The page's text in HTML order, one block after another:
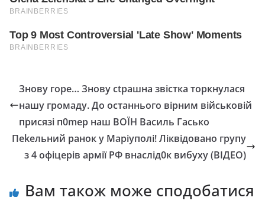
Знову горе… Знову сtрашна звістка торкнулася
нашу громаду. До останнього вірним військовій
присязі п0mер наш ВОЇН Василь Гасько
Пеkельний ранок у Маріуполі! Ліквідовано групу
з 4 офіцерів армії РФ внаслід0к вибуху (ВІДЕО)
Вам також може сподобатися